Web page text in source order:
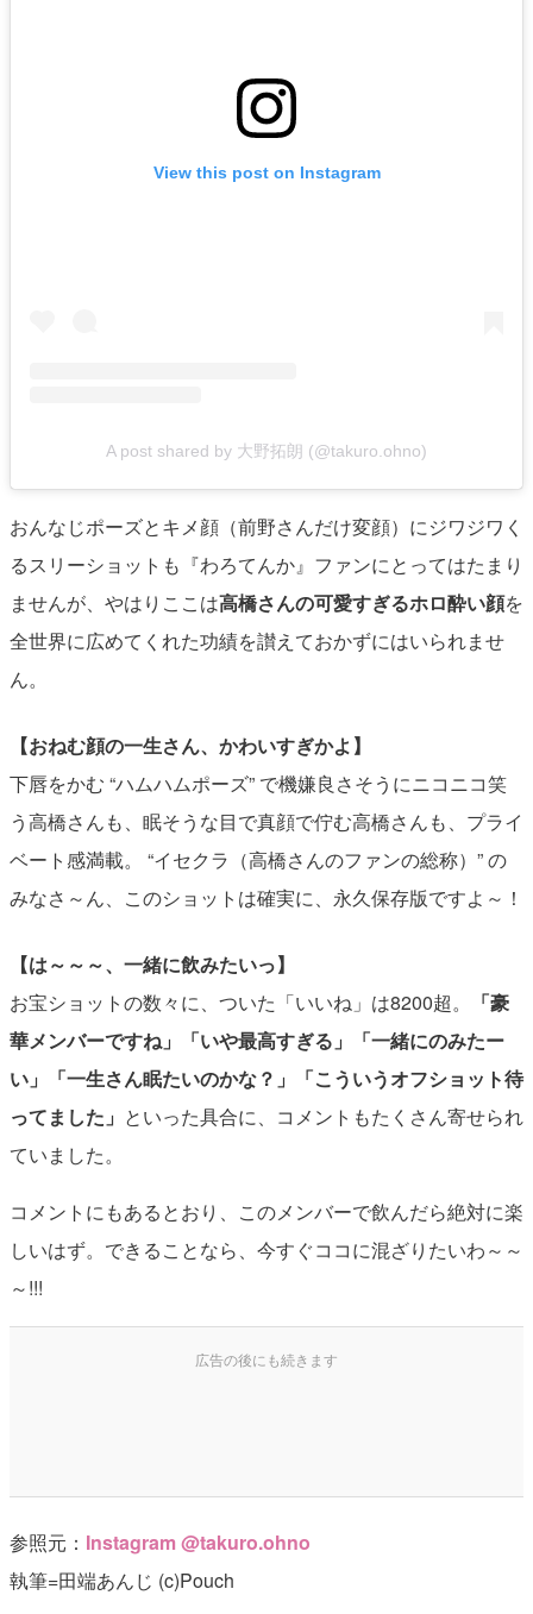
View this post on Instagram
A post shared by 大野拓朗 (@takuro.ohno)
おんなじポーズとキメ顔（前野さんだけ変顔）にジワジワく
るスリーショットも『わろてんか』ファンにとってはたまり
ませんが、やはりここは高橋さんの可愛すぎるホロ酔い顔を
全世界に広めてくれた功績を讃えておかずにはいられませ
ん。
【おねむ顔の一生さん、かわいすぎかよ】
下唇をかむ “ハムハムポーズ” で機嫌良さそうにニコニコ笑
う高橋さんも、眠そうな目で真顔で佇む高橋さんも、プライ
ベート感満載。 “イセクラ（高橋さんのファンの総称）” の
みなさ～ん、このショットは確実に、永久保存版ですよ～！
【は～～～、一緒に飲みたいっ】
お宝ショットの数々に、ついた「いいね」は8200超。
「豪
華メンバーですね」「いや最高すぎる」「一緒にのみたー
い」「一生さん眠たいのかな？」「こういうオフショット待
ってました」 といった具合に、コメントもたくさん寄せられ
ていました。
コメントにもあるとおり、このメンバーで飲んだら絶対に楽
しいはず。できることなら、今すぐココに混ざりたいわ～～
～!!!
参照元： Instagram @takuro.ohno
執筆=田端あんじ (c)Pouch